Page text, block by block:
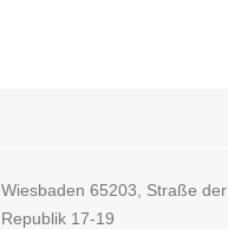
Wiesbaden 65203, Straße der
Republik 17-19